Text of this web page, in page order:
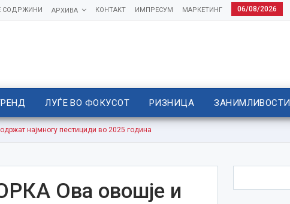
06/08/2026
МАРКЕТИНГ
ИМПРЕСУМ
КОНТАКТ
АРХИВА
СОДРЖИНИ
ЛУЃЕ ВО ФОКУСОТ РИЗНИЦА ЗАНИМЛИВОСТИ
најмногу пестициди во 2025 година
Ова овошје и